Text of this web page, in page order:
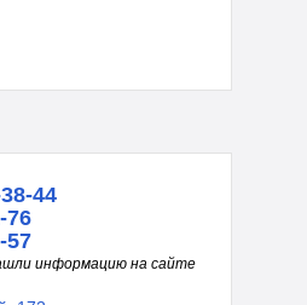
44
76
57
информацию на сайте